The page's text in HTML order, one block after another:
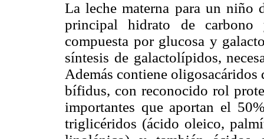
La leche materna para un niño
principal hidrato de
compuesta por glucosa y
síntesis de galactolípidos,
Además contiene
bífidus, con reconocido rol
importantes que aportan el
triglicéridos (ácido oleico,